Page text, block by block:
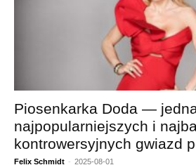
Piosenkarka Doda —
najpopularniejszych i
kontrowersyjnych gwiazd
Felix Schmidt - 2025-08-01